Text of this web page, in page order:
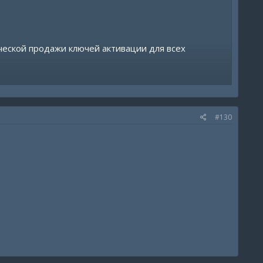
продажи ключей активации для всех
#130